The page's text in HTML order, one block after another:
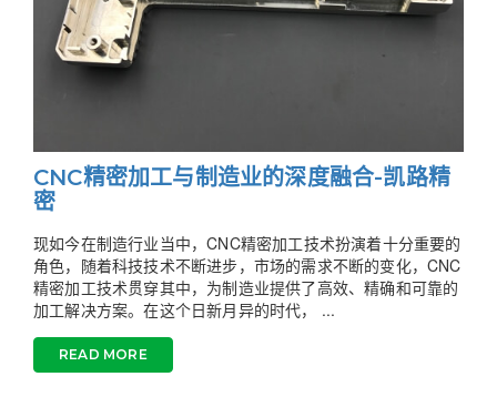
CNC精密加工与制造业的深度融合-凯路精
密
现如今在制造行业当中，CNC精密加工技术扮演着十分重要的
角色，随着科技技术不断进步，市场的需求不断的变化，CNC
精密加工技术贯穿其中，为制造业提供了高效、精确和可靠的
加工解决方案。在这个日新月异的时代， ...
READ MORE